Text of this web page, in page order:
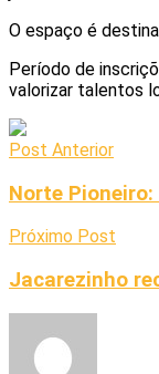
O espaço é
Período de
valorizar talentos
Post Anterior
Norte
Próximo Post
Jacarezinho